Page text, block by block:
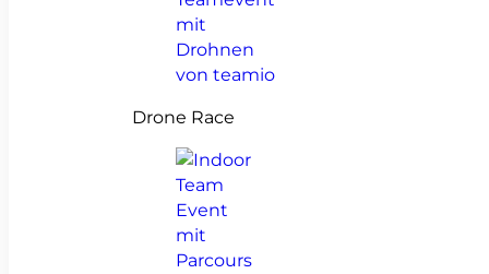
Drone Race